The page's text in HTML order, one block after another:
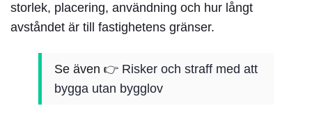
storlek, placering, användning och hur långt
avståndet är till fastighetens gränser.
Se även 👉 Risker och straff med att
bygga utan bygglov